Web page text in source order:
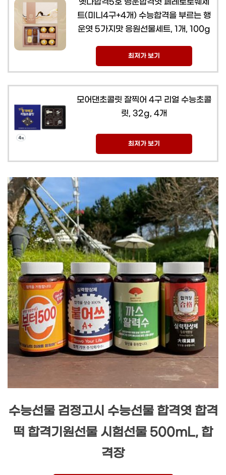
트(미니4구+4개) 수능합격을 부르는 행
운엿 5가지맛 응원선물세트, 1개, 100g
최저가 보기
모어댄초콜릿 잘찍어 4구 리얼 수능초콜
릿, 32g, 4개
최저가 보기
수능선물 검정고시 수능선물 합격엿 합격
떡 합격기원선물 시험선물 500mL, 합
격장